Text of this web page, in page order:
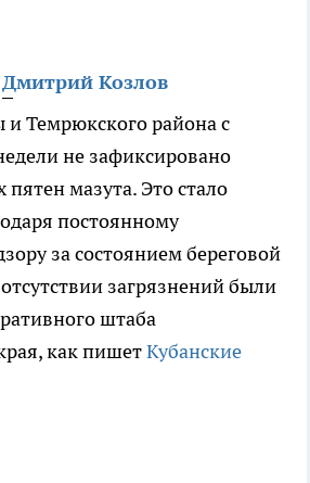
Дмитрий Козлов
Темрюкского района с
не зафиксировано
мазута. Это стало
постоянному
за состоянием береговой
загрязнений были
штаба
как пишетКубанские